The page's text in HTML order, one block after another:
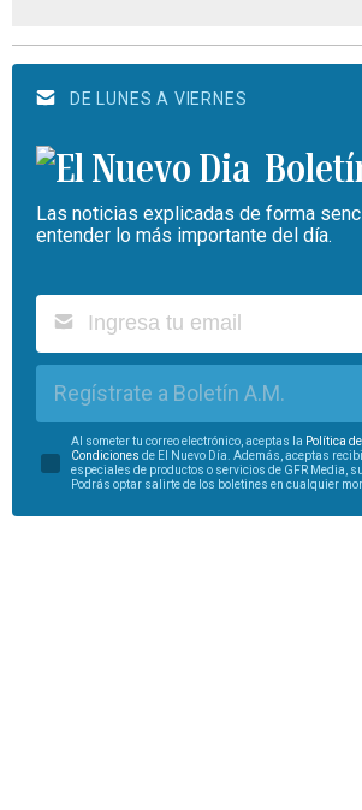
DE LUNES A VIERNES
Las noticias explicadas de forma
entender lo más importante del día.
Regístrate a Boletín A.M.
Al someter tu correo electrónico, aceptas la Política
Condiciones de El Nuevo Día. Además, aceptas
especiales de productos o servicios de GFR Media,
Podrás optar salirte de los boletines en cualquier